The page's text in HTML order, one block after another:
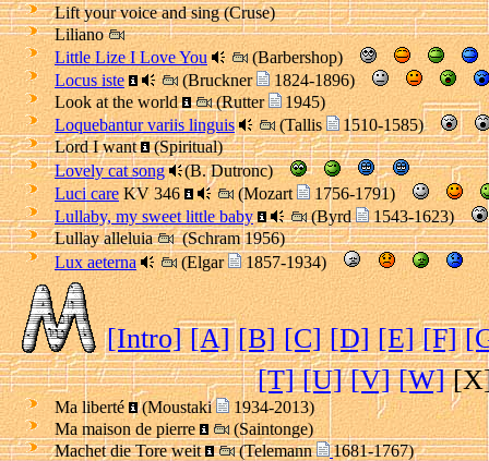
Lift your voice and sing (Cruse)
Liliano
Little Lize I Love You
(Barbershop)
Locus iste
(Bruckner
1824-1896)
Look at the world
(Rutter
1945)
Loquebantur variis linguis
(Tallis
1510-1585)
Lord I want (Spiritual)
Lovely cat song
(B. Dutronc)
Luci care KV 346 (Mozart
1756-1791)
Lullaby, my sweet little baby
(Byrd
1543-1623)
Lullay alleluia
(Schram 1956)
Lux aeterna
(Elgar 1857-1934)
[Intro] [A] [B] [C] [D] [E] [F]
[T] [U] [V] [W]
Ma liberté (Moustaki
1934-2013)
Ma maison de pierre
(Saintonge)
Machet die Tore weit
(Telemann
1681-1767)